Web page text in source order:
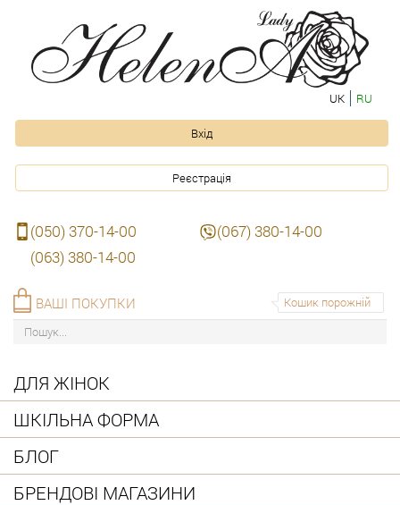
UK RU
Вхід
Реєстрація
(050) 370-14-00
(067) 380-14-00
(063) 380-14-00
Кошик порожній
ВАШІ ПОКУПКИ
ДЛЯ ЖІНОК
ШКІЛЬНА ФОРМА
БЛОГ
БРЕНДОВІ МАГАЗИНИ